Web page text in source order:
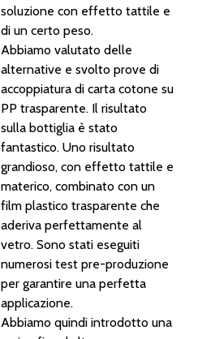
soluzione con effetto tattile e
di un certo peso.
Abbiamo valutato delle
alternative e svolto prove di
accoppiatura di carta cotone su
PP trasparente. Il risultato
sulla bottiglia è stato
fantastico. Uno risultato
grandioso, con effetto tattile e
materico, combinato con un
film plastico trasparente che
aderiva perfettamente al
vetro. Sono stati eseguiti
numerosi test pre-produzione
per garantire una perfetta
applicazione.
Abbiamo quindi introdotto una